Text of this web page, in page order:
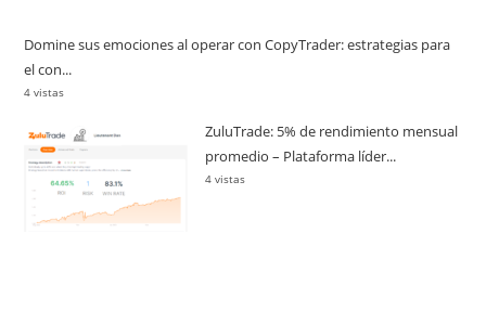
Domine sus emociones al operar con CopyTrader: estrategias para
el con...
4 vistas
ZuluTrade: 5% de rendimiento mensual
promedio – Plataforma líder...
4 vistas